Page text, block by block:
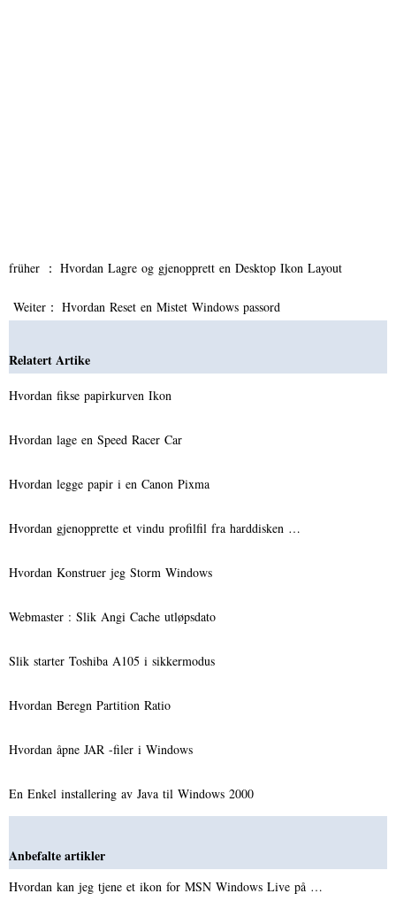
früher ： Hvordan Lagre og gjenopprett en Desktop Ikon Layout
Weiter： Hvordan Reset en Mistet Windows passord
Relatert Artike
Hvordan fikse papirkurven Ikon
Hvordan lage en Speed ​​Racer Car
Hvordan legge papir i en Canon Pixma
Hvordan gjenopprette et vindu profilfil fra harddisken …
Hvordan Konstruer jeg Storm Windows
Webmaster : Slik Angi Cache utløpsdato
Slik starter Toshiba A105 i sikkermodus
Hvordan Beregn Partition Ratio
Hvordan åpne JAR -filer i Windows
En Enkel installering av Java til Windows 2000
Anbefalte artikler
Hvordan kan jeg tjene et ikon for MSN Windows Live på …